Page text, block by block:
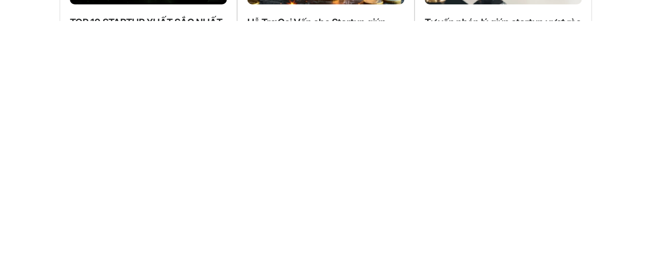
TOP 10 STARTUP XUẤT SẮC NHẤT
Hỗ Trợ Gọi Vốn cho Startup giúp
Tư vấn pháp lý giúp startup vượt rào